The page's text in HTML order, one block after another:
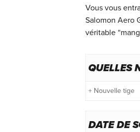
Vous vous
Salomon Aero
véritable
QUELLES
+ Nouvelle tige
DATE DE